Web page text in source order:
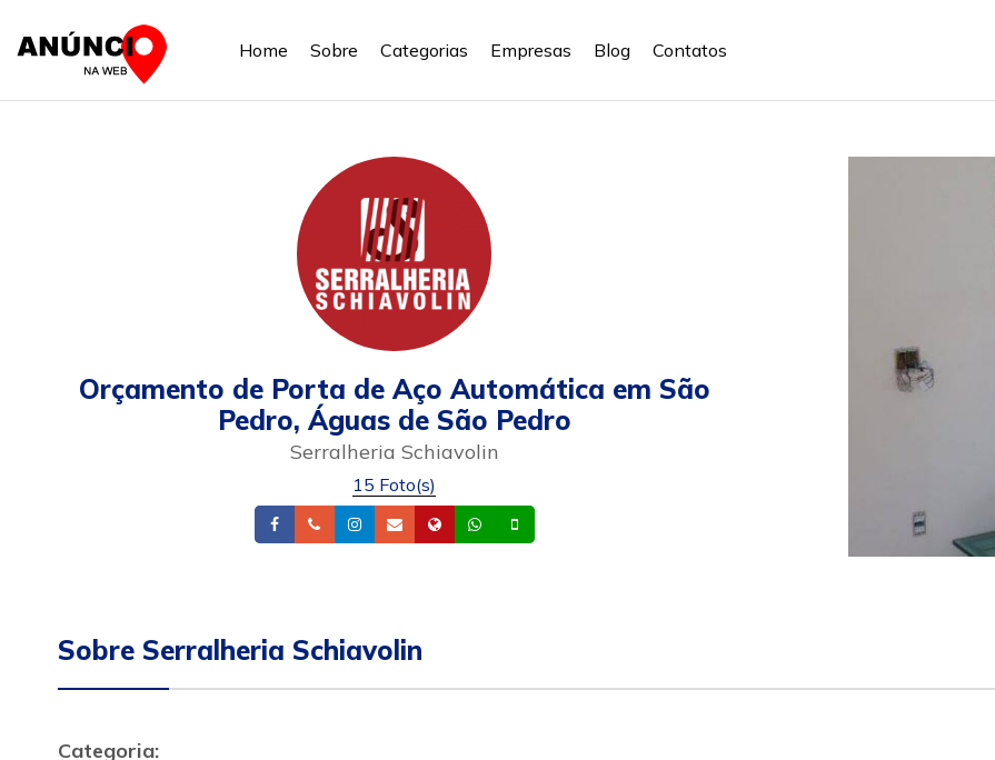
Home Sobre Categorias Empresas Blog Contatos
Orçamento de Porta de Aço Automática em São
Pedro, Águas de São Pedro
Serralheria Schiavolin
15 Foto(s)
FacebookTelefoneInstagram
Email Site Whatsapp
Sobre Serralheria Schiavolin
Categoria: